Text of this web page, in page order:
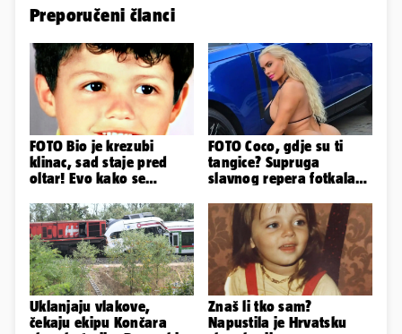
Preporučeni članci
FOTO Bio je krezubi
klinac, sad staje pred
oltar! Evo kako se
najvećih...
FOTO Coco, gdje su ti
tangice? Supruga
slavnog repera fotkala
sve
Uklanjaju vlakove,
čekaju ekipu Končara
Znaš li tko sam?
Napustila je Hrvatsku